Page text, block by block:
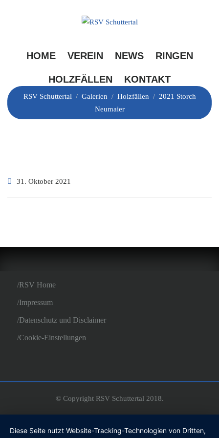
HOME VEREIN NEWS RINGEN
HOLZFÄLLEN KONTAKT
RSV Schuttertal / Galerien / Holzfällen / 2021 Storch
Neumaier
31. Oktober 2021
RSV Home
Impressum
Datenschutz und Disclaimer
Cookie-Einstellungen
© Copyright RSV Schuttertal 2018.
Diese Seite nutzt Website-Tracking-Technologien von Dritten,